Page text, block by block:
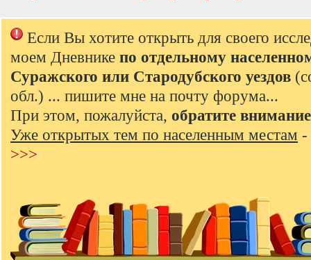
Если Вы хотите открыть для своего
моем Дневнике по отдельному
Суражского или Стародубского уездов
обл.) ... пишите мне на почту форума...
При этом, пожалуйста, обратите
Уже открытых тем по населенным местам -
>>>